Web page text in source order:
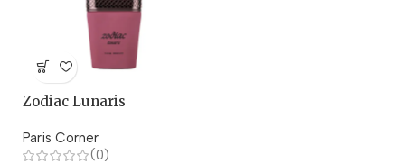
Zodiac Lunaris
Paris Corner
(0)